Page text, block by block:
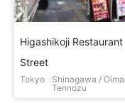
Higashikoji Restaurant
Street
Tokyo
Shinagawa /
Tennozu